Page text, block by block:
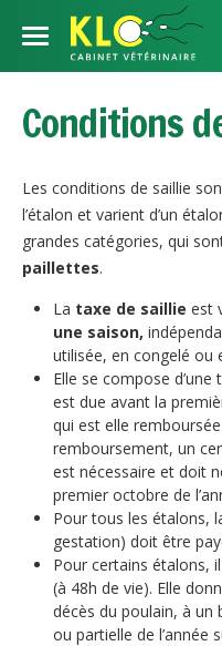
Notre équipe
Centre de reproduction
Examen gynécologique
Insémination artificielle
Transfert embryonnaire
Ovum Pick Up
Chevaux
Médecine interne
Chirurgie
Imagerie
Orthopédie
Dentisterie
Bovins
Imagerie
Suivi de troupeau
Animaux de compagnie
Médecine interne
Chirurgie
Imagerie
Reproduction
Service d'urgences
Etalons
Etalons
Etalons également
Conditions de saillies
Commande et
Conseils de croisement
Partenaires
Infos clientèle
Horaires
Plan d'accès
Contact
Actualités
Informations utiles
Chiens
Conditions
Les conditions de saillie
l’étalon et varient d’un
grandes catégories, qui
paillettes.
La taxe de saillie est
une saison,
utilisée, en congelé ou
Elle se compose
est due avant la
qui est elle
remboursement, un
est nécessaire et doit
premier octobre de
Pour tous les étalons,
gestation) doit être
Pour certains étalons,
(à 48h de vie). Elle
décès du poulain, à un
ou partielle de l’année